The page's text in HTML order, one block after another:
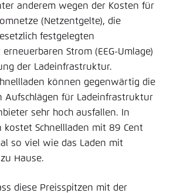
anderem wegen der Kosten für
(Netzentgelte), die
festgelegten
Strom (EEG-Umlage)
der Ladeinfrastruktur.
können gegenwärtig die
Aufschlägen für Ladeinfrastruktur
sehr hoch ausfallen. In
kostet Schnellladen mit 89 Cent
so viel wie das Laden mit
Hause.
diese Preisspitzen mit der